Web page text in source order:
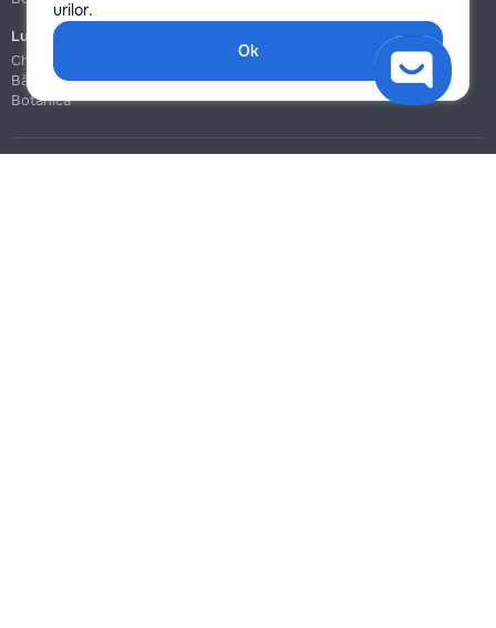
urilor.
Ok
Lucrări de construcție și instalare
Chișinău
Bălți
Botanica